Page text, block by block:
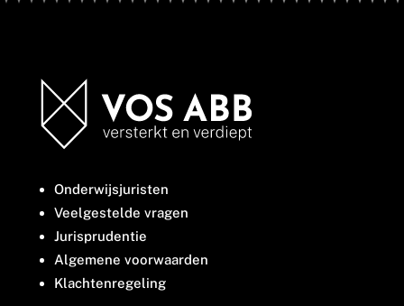
Onderwijsjuristen
Veelgestelde vragen
Jurisprudentie
Algemene voorwaarden
Klachtenregeling